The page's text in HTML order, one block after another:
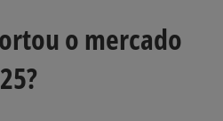
o mercado